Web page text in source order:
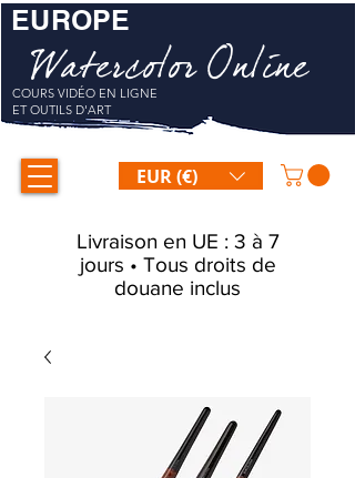
Watercolor Online
COURS VIDÉO EN LIGNE
ET OUTILS D'ART
EUR (€)
EUROPE
Livraison en UE : 3 à 7
jours • Tous droits de
douane inclus